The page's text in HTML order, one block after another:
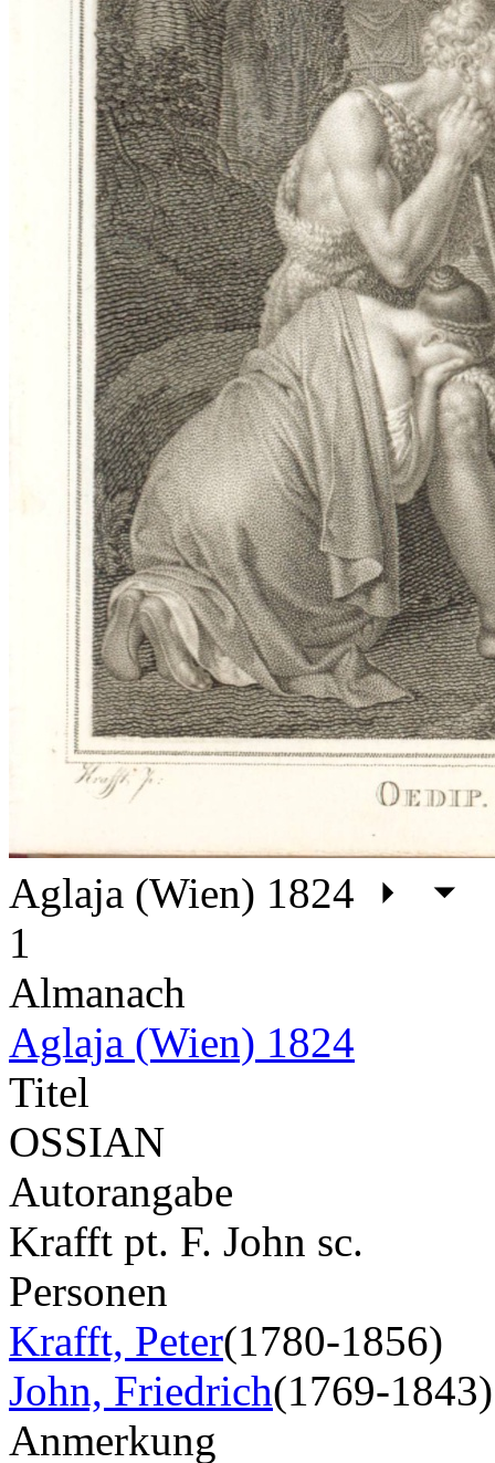
Aglaja (Wien) 1824
1
Almanach
Aglaja (Wien) 1824
Titel
OSSIAN
Autorangabe
Krafft pt. F. John sc.
Personen
Krafft, Peter(1780-1856)
John, Friedrich(1769-1843)
Anmerkung